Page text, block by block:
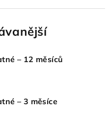
– 12 měsíců
– 3 měsíce